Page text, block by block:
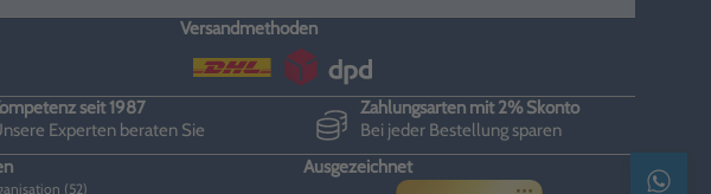
Versandmethoden
seit 1987
Experten beraten Sie
Zahlungsarten mit 2% Skonto
Bei jeder Bestellung sparen
(52)
Ausgezeichnet